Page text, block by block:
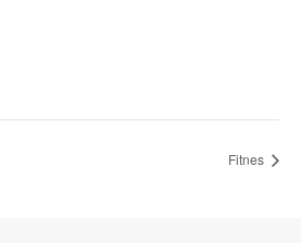
Fitnes